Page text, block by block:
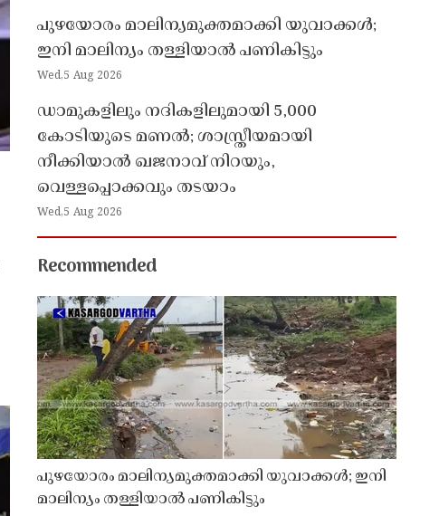
പുഴയോരം മാലിന്യമുക്തമാക്കി യുവാക്കൾ;
ഇനി മാലിന്യം തള്ളിയാൽ പണികിട്ടും
Wed,5 Aug 2026
ഡാമുകളിലും നദികളിലുമായി 5,000
കോടിയുടെ മണൽ; ശാസ്ത്രീയമായി
നീക്കിയാൽ ഖജനാവ് നിറയും,
വെള്ളപ്പൊക്കവും തടയാം
Wed,5 Aug 2026
Recommended
പുഴയോരം മാലിന്യമുക്തമാക്കി യുവാക്കൾ; ഇനി
മാലിന്യം തള്ളിയാൽ പണികിട്ടും